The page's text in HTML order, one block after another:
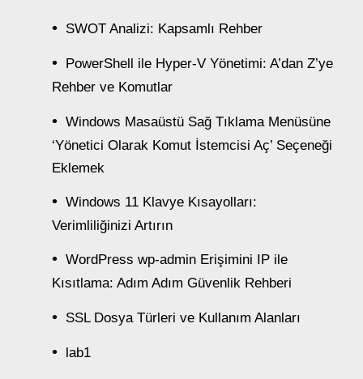
SWOT Analizi: Kapsamlı Rehber
PowerShell ile Hyper-V Yönetimi: A’dan Z’ye
Rehber ve Komutlar
Windows Masaüstü Sağ Tıklama Menüsüne
‘Yönetici Olarak Komut İstemcisi Aç’ Seçeneği
Eklemek
Windows 11 Klavye Kısayolları:
Verimliliğinizi Artırın
WordPress wp-admin Erişimini IP ile
Kısıtlama: Adım Adım Güvenlik Rehberi
SSL Dosya Türleri ve Kullanım Alanları
lab1